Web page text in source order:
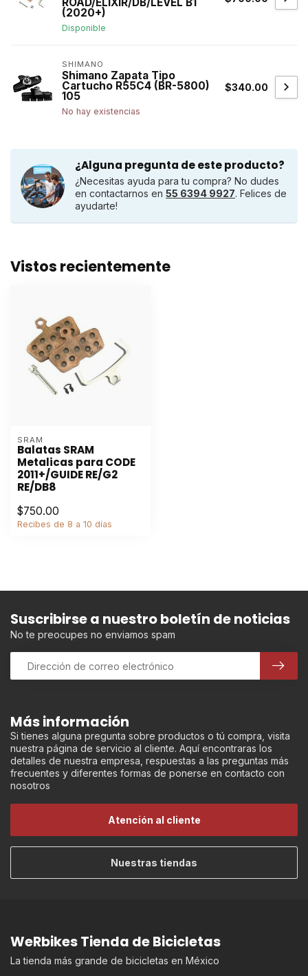
(2020+)
Disponible
SHIMANO
Shimano Zapata Tipo
Cartucho R55C4 (BR-5800)
105
No hay existencias
$340.00
¿Alguna pregunta de este producto?
¿Necesitas ayuda para tu compra? No dudes
en contactarnos en 55 6394 9927. Felices de
ayudarte!
Vistos recientemente
SRAM
Balatas SRAM
Metalicas para CODE
2011+/GUIDE RE/G2
RE/DB8
$750.00
Recibes de 8 a 10 días
Más información
Si tienes alguna pregunta sobre productos o tú compra, visita
nuestra página de servicio al cliente. Aquí encontraras los
detalles de nuestra empresa, respuestas a las preguntas más
frecuentes y diferentes formas de ponerse en contacto con
nosotros
Atención al cliente
Nuestras tiendas
Suscribirse a nuestro boletín de noticias
No te preocupes no enviamos spam
WeRbikes Tienda de Bicicletas
La tienda más grande de bicicletas en México